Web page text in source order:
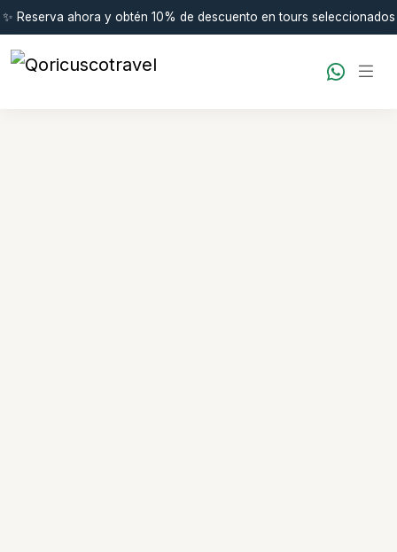
✨ Reserva ahora y obtén 10% de descuento en tours seleccionados